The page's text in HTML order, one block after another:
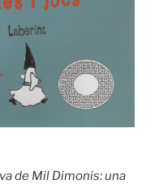
de Mil Dimonis: una